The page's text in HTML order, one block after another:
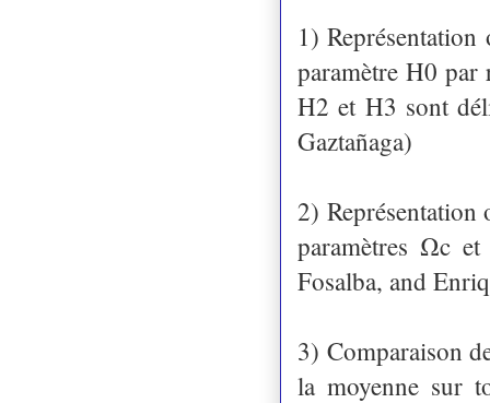
1)
paramètre H0
H2 et H3 sont
Gaztañaga)
2) Représentation
paramètres Ωc
Fosalba, and
3) Comparaison
la moyenne sur